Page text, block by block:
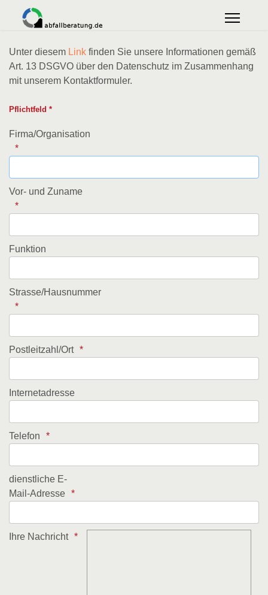
Unter diesem Link finden Sie unsere Informationen gemäß
Art. 13 DSGVO über den Datenschutz im Zusammenhang
mit unserem Kontaktformuler.
Pflichtfeld *
Firma/Organisation
Vor- und Zuname
Funktion
Strasse/Hausnummer
Postleitzahl/Ort
Internetadresse
Telefon
dienstliche E-
Mail-Adresse
Ihre Nachricht